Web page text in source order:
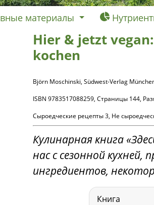
материалы
Hier & jetzt
kochen
Björn Moschinski, Südwest-Verlag
ISBN 9783517088259, Страницы 144,
Сыроедческие рецепты 3, Не
Кулинарная книга
нас с сезонной
ингредиентов,
Книга